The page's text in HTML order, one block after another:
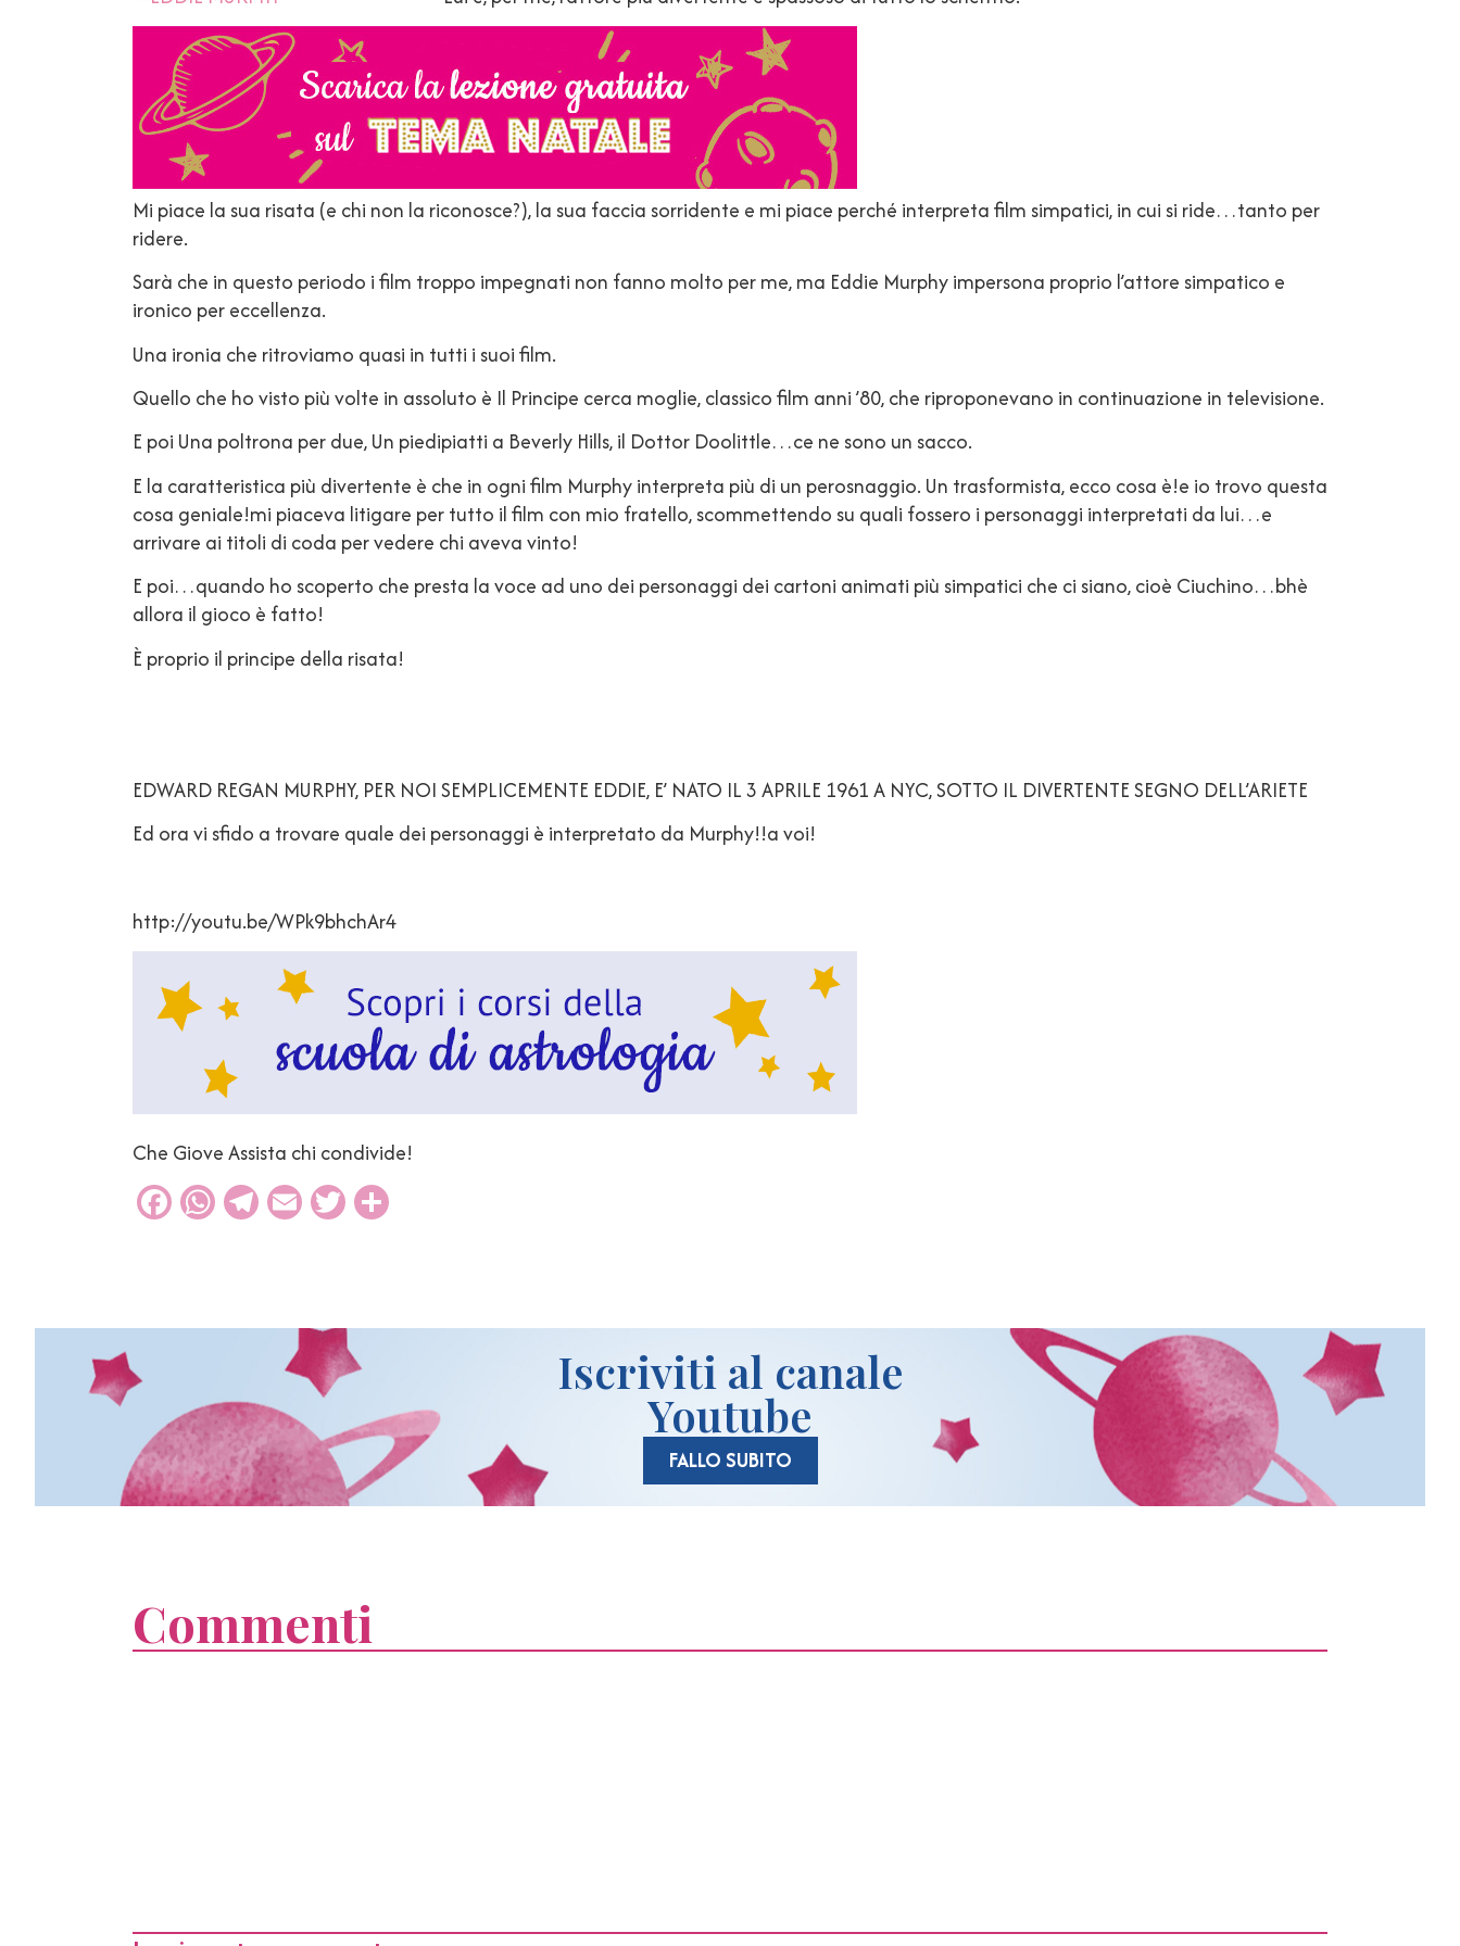
Mi piace la sua risata (e chi non la riconosce?), la sua faccia sorridente e mi piace perché interpreta film simpatici, in cui si ride…tanto per
ridere.
Sarà che in questo periodo i film troppo impegnati non fanno molto per me, ma Eddie Murphy impersona proprio l’attore simpatico e
ironico per eccellenza.
Una ironia che ritroviamo quasi in tutti i suoi film.
Quello che ho visto più volte in assoluto è Il Principe cerca moglie, classico film anni ’80, che riproponevano in continuazione in televisione.
E poi Una poltrona per due, Un piedipiatti a Beverly Hills, il Dottor Doolittle…ce ne sono un sacco.
E la caratteristica più divertente è che in ogni film Murphy interpreta più di un perosnaggio. Un trasformista, ecco cosa è!e io trovo questa
cosa geniale!mi piaceva litigare per tutto il film con mio fratello, scommettendo su quali fossero i personaggi interpretati da lui…e
arrivare ai titoli di coda per vedere chi aveva vinto!
E poi…quando ho scoperto che presta la voce ad uno dei personaggi dei cartoni animati più simpatici che ci siano, cioè Ciuchino…bhè
allora il gioco è fatto!
È proprio il principe della risata!
EDWARD REGAN MURPHY, PER NOI SEMPLICEMENTE EDDIE, E’ NATO IL 3 APRILE 1961 A NYC, SOTTO IL DIVERTENTE SEGNO DELL’ARIETE
Ed ora vi sfido a trovare quale dei personaggi è interpretato da Murphy!!a voi!
http://youtu.be/WPk9bhchAr4
Che Giove Assista chi condivide!
Facebook
WhatsApp
Telegram
EmailTwitter
Iscriviti al canale
Youtube
FALLO SUBITO
Commenti